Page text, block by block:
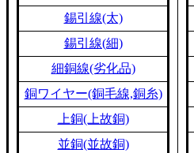
錫引線(太)
錫引線(細)
細銅線(劣化品)
銅ワイヤー(銅毛線,銅糸)
上銅(上故銅)
並銅(並故銅)